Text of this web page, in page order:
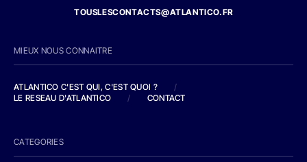
TOUSLESCONTACTS@ATLANTICO.FR
MIEUX NOUS CONNAITRE
ATLANTICO C'EST QUI, C'EST QUOI ?
/
LE RESEAU D'ATLANTICO
/ CONTACT
CATEGORIES